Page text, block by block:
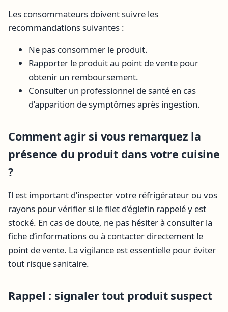
Les consommateurs doivent suivre les
recommandations suivantes :
Ne pas consommer le produit.
Rapporter le produit au point de vente pour
obtenir un remboursement.
Consulter un professionnel de santé en cas
d’apparition de symptômes après ingestion.
Comment agir si vous remarquez la
présence du produit dans votre cuisine
?
Il est important d’inspecter votre réfrigérateur ou vos
rayons pour vérifier si le filet d’églefin rappelé y est
stocké. En cas de doute, ne pas hésiter à consulter la
fiche d’informations ou à contacter directement le
point de vente. La vigilance est essentielle pour éviter
tout risque sanitaire.
Rappel : signaler tout produit suspect